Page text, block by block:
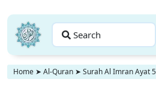
Search
Home ➤ Al-Quran ➤ Surah Al Imran Ayat